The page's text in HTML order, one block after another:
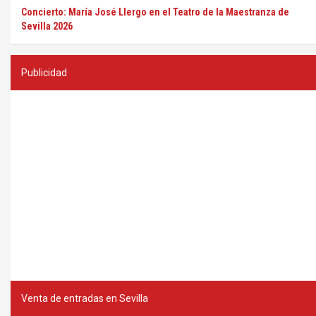
Concierto: María José Llergo en el Teatro de la Maestranza de
Sevilla 2026
Publicidad
Venta de entradas en Sevilla